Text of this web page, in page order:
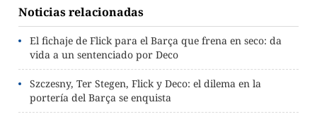
Noticias relacionadas
El fichaje de Flick para el Barça que frena en seco: da
vida a un sentenciado por Deco
Szczesny, Ter Stegen, Flick y Deco: el dilema en la
portería del Barça se enquista